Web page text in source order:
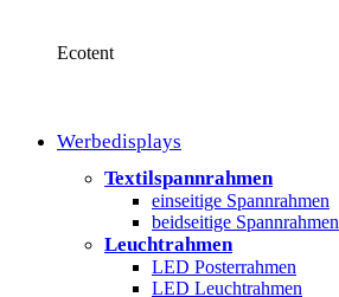
Ecotent
Werbedisplays
Textilspannrahmen
einseitige Spannrahmen
beidseitige Spannrahmen
Leuchtrahmen
LED Posterrahmen
LED Leuchtrahmen